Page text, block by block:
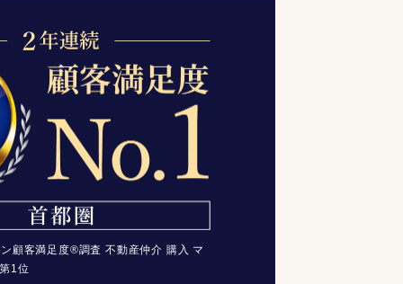
顧客満足度®調査 不動産仲介 購入 マ
1位